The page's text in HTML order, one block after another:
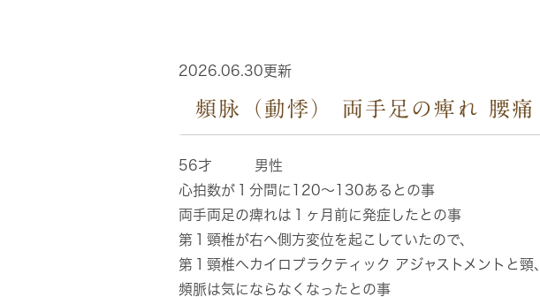
2026.06.30更新
頻脉（動悸） 両手足の痺れ 腰
56才 男性
心拍数が１分間に120～130あるとの事
両手両足の痺れは１ヶ月前に発症したとの事
第１頸椎が右へ側方変位を起こしていたので、
第１頸椎へカイロプラクティック アジャストメントと頸
頻脈は気にならなくなったとの事